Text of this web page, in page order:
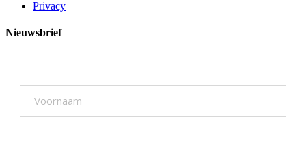
Privacy
Nieuwsbrief